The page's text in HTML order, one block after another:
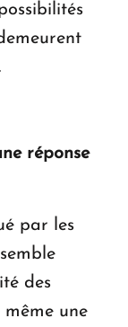
réponse
par les
des
une